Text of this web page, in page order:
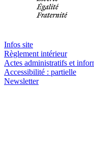
Infos site
Règlement intérieur
Actes administratifs et
Accessibilité : partielle
Newsletter